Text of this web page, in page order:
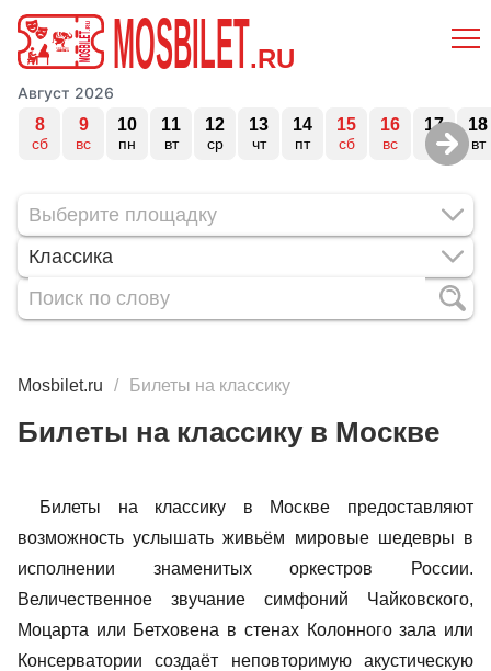
MOSBILET.RU
Август 2026
8
сб
9
вс
10
пн
11
вт
12
ср
13
чт
14
пт
15
сб
16
вс
17
пн
18
вт
Классика
Mosbilet.ru Билеты на классику
Билеты на классику в Москве
Билеты на классику в Москве предоставляют
возможность услышать живьём мировые шедевры в
исполнении знаменитых оркестров России.
Величественное звучание симфоний Чайковского,
Моцарта или Бетховена в стенах Колонного зала или
Консерватории создаёт неповторимую акустическую